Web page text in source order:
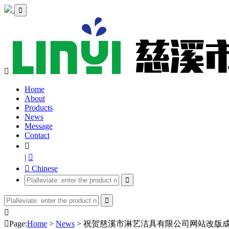


Home
About
Products
News
Message
Contact

| 
 Chinese



Page:Home > News > 祝贺慈溪市淋艺洁具有限公司网站改版